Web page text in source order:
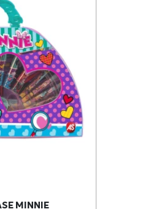
MINNIE